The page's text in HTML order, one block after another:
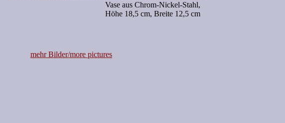
Vase aus Chrom-Nickel-Stahl,
Höhe 18,5 cm, Breite 12,5 cm
mehr Bilder/more pictures